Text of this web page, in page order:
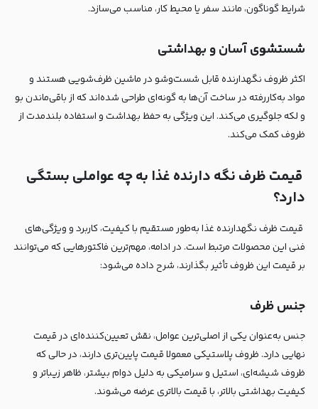
شرایط گوناگون، مانند سفر یا محیط کار، مناسب می‌سازد.
شستشوی آسان و بهداشتی
اکثر ظروف نگهدارنده قابل شست‌وشو در ماشین ظرف‌شویی هستند و
مواد به‌کاررفته در ساخت آن‌ها به گونه‌ای طراحی شده‌اند که از باقی‌ماندن بو
و لکه جلوگیری می‌کند. این ویژگی به حفظ بهداشت و استفاده بلندمدت از
ظروف کمک می‌کند.
قیمت ظرف نگه دارنده غذا به چه عواملی بستگی
دارد؟
قیمت ظرف نگهدارنده غذا به‌طور مستقیم با کیفیت، کاربرد و ویژگی‌های
فنی این محصولات مرتبط است. در ادامه، مهم‌ترین فاکتورهایی که می‌توانند
بر قیمت این ظروف تأثیر بگذارند، شرح داده می‌شود:
جنس ظرف
جنس به‌عنوان یکی از اصلی‌ترین عوامل، نقش تعیین‌کننده‌ای در قیمت
نهایی دارد. ظروف پلاستیکی معمولا قیمت پایین‌تری دارند، در حالی که
ظروف شیشه‌ای، استیل و سرامیکی به دلیل دوام بیشتر، ظاهر زیباتر و
کیفیت بهداشتی بالاتر، با قیمت بالاتری عرضه می‌شوند.